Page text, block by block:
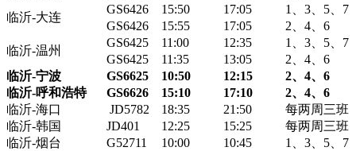
临沂-大连
GS6426 15:50 17:05
1、3、5、7
GS6426
15:55 17:05
2、4、6
临沂-温州
GS6425 11:00 12:35
1、3、5、7
GS6425
11:35 13:05
2、4、6
临沂-宁波
GS6625 10:50 12:15 2、4、6
临沂-呼和浩特
GS6626 15:10 17:10 2、4、6
临沂-海口
JD5782 18:35 21:50
每两周三班
临沂-韩国
JD401 12:25 15:25
每两周三班
临沂-烟台
G52711 10:00 10:45
1、3、5、7